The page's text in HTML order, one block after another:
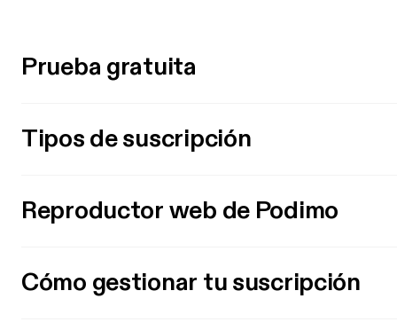
Prueba gratuita
Tipos de suscripción
Reproductor web de Podimo
Cómo gestionar tu suscripción